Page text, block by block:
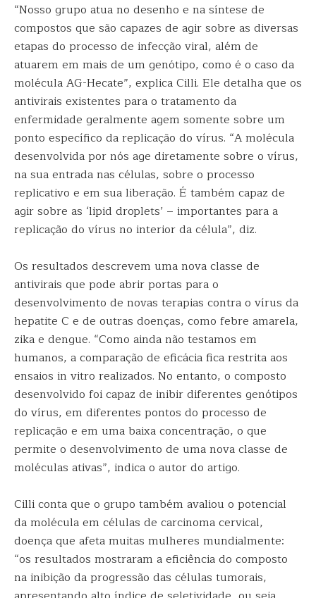
“Nosso grupo atua no desenho e na síntese de
compostos que são capazes de agir sobre as diversas
etapas do processo de infecção viral, além de
atuarem em mais de um genótipo, como é o caso da
molécula AG-Hecate”, explica Cilli. Ele detalha que os
antivirais existentes para o tratamento da
enfermidade geralmente agem somente sobre um
ponto específico da replicação do vírus. “A molécula
desenvolvida por nós age diretamente sobre o vírus,
na sua entrada nas células, sobre o processo
replicativo e em sua liberação. É também capaz de
agir sobre as ‘lipid droplets’ – importantes para a
replicação do vírus no interior da célula”, diz.
Os resultados descrevem uma nova classe de
antivirais que pode abrir portas para o
desenvolvimento de novas terapias contra o vírus da
hepatite C e de outras doenças, como febre amarela,
zika e dengue. “Como ainda não testamos em
humanos, a comparação de eficácia fica restrita aos
ensaios in vitro realizados. No entanto, o composto
desenvolvido foi capaz de inibir diferentes genótipos
do vírus, em diferentes pontos do processo de
replicação e em uma baixa concentração, o que
permite o desenvolvimento de uma nova classe de
moléculas ativas”, indica o autor do artigo.
Cilli conta que o grupo também avaliou o potencial
da molécula em células de carcinoma cervical,
doença que afeta muitas mulheres mundialmente:
“os resultados mostraram a eficiência do composto
na inibição da progressão das células tumorais,